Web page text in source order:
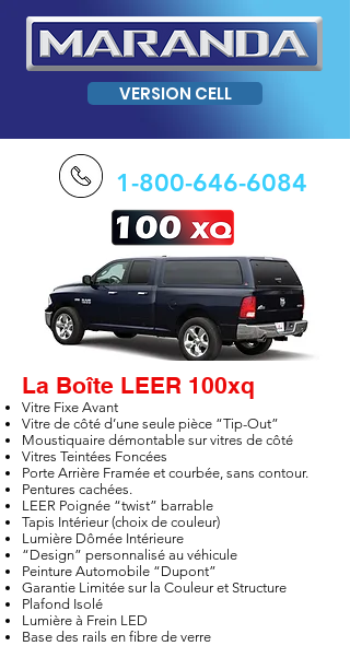
VERSION CELL
1-800-646-6084
La Boîte LEER 100xq
Vitre Fixe Avant
Vitre de côté d’une seule pièce “Tip-Out”
Moustiquaire démontable sur vitres de côté
Vitres Teintées Foncées
Porte Arrière Framée et courbée, sans contour.
Pentures cachées.
LEER Poignée “twist” barrable
Tapis Intérieur (choix de couleur)
Lumière Dômée Intérieure
“Design” personnalisé au véhicule
Peinture Automobile “Dupont”
Garantie Limitée sur la Couleur et Structure
Plafond Isolé
Lumière à Frein LED
Base des rails en fibre de verre